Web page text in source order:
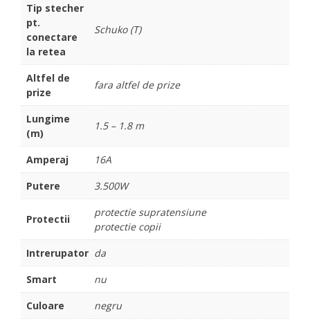
Tip stecher
pt.
conectare
la retea
Schuko (T)
Altfel de
prize
fara altfel de prize
Lungime
(m)
1.5 – 1.8 m
Amperaj
16A
Putere
3.500W
Protectii
protectie supratensiune
protectie copii
Intrerupator da
Smart
nu
Culoare
negru